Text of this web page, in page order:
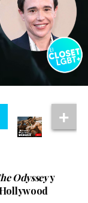
Odysseyy